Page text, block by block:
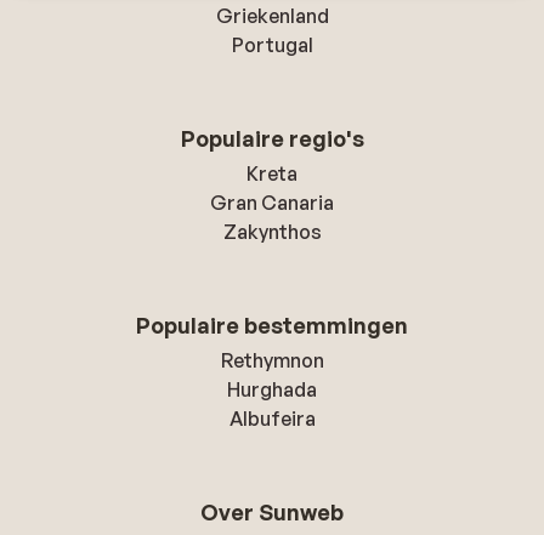
Griekenland
Portugal
Populaire regio's
Kreta
Gran Canaria
Zakynthos
Populaire bestemmingen
Rethymnon
Hurghada
Albufeira
Over Sunweb